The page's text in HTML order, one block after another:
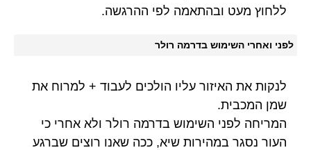
ללחוץ מעט ובהתאמה לפי ההרגשה.
לפני ואחרי השימוש בדרמה רולר
לנקות את האיזור עליו הולכים לעבוד + למרוח את
שמן המכבית.
המריחה לפני השימוש בדרמה רולר ולא אחרי כי
העור נסגר במהירות שיא, ככה שאנו רוצים שברגע